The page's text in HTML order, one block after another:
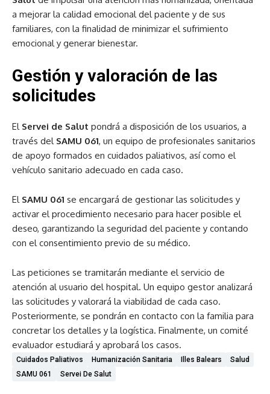
a mejorar la calidad emocional del paciente y de sus
familiares, con la finalidad de minimizar el sufrimiento
emocional y generar bienestar.
Gestión y valoración de las
solicitudes
El Servei de Salut pondrá a disposición de los usuarios, a
través del SAMU 061, un equipo de profesionales sanitarios
de apoyo formados en cuidados paliativos, así como el
vehículo sanitario adecuado en cada caso.
El SAMU 061 se encargará de gestionar las solicitudes y
activar el procedimiento necesario para hacer posible el
deseo, garantizando la seguridad del paciente y contando
con el consentimiento previo de su médico.
Las peticiones se tramitarán mediante el servicio de
atención al usuario del hospital. Un equipo gestor analizará
las solicitudes y valorará la viabilidad de cada caso.
Posteriormente, se pondrán en contacto con la familia para
concretar los detalles y la logística. Finalmente, un comité
evaluador estudiará y aprobará los casos.
Cuidados Paliativos Humanización Sanitaria Illes Balears
Salud
SAMU 061
Servei De Salut